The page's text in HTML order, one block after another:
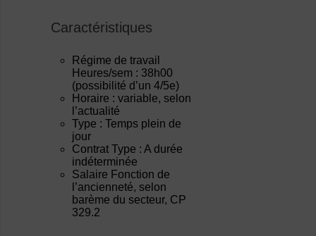
Caractéristiques
Régime de travail
Heures/sem : 38h00
(possibilité d’un 4/5e)
Horaire : variable, selon
l’actualité
Type : Temps plein de
jour
Contrat Type : A durée
indéterminée
Salaire Fonction de
l’ancienneté, selon
barème du secteur, CP
329.2